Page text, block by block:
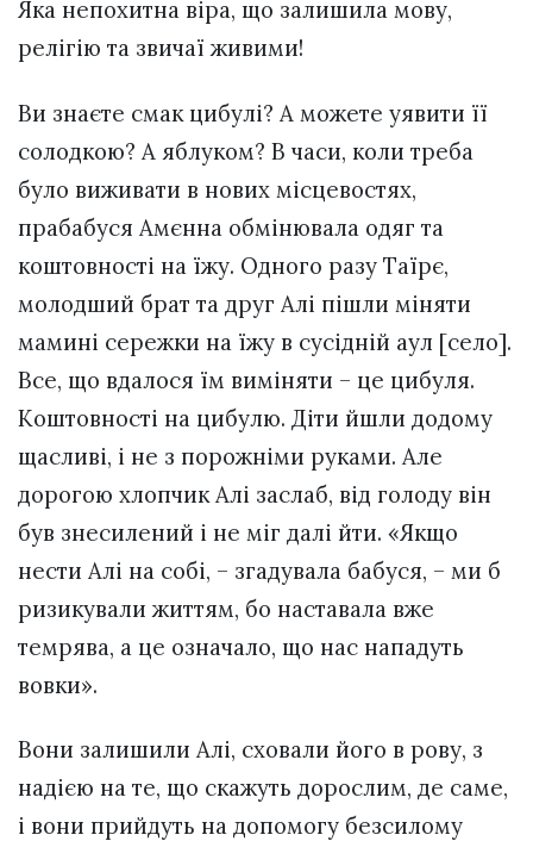
Яка непохитна віра, що залишила мову,
релігію та звичаї живими!
Ви знаєте смак цибулі? А можете уявити її
солодкою? А яблуком? В часи, коли треба
було виживати в нових місцевостях,
прабабуся Амєнна обмінювала одяг та
коштовності на їжу. Одного разу Таїрє,
молодший брат та друг Алі пішли міняти
мамині сережки на їжу в сусідній аул [село].
Все, що вдалося їм виміняти – це цибуля.
Коштовності на цибулю. Діти йшли додому
щасливі, і не з порожніми руками. Але
дорогою хлопчик Алі заслаб, від голоду він
був знесилений і не міг далі йти. «Якщо
нести Алі на собі, – згадувала бабуся, – ми б
ризикували життям, бо наставала вже
темрява, а це означало, що нас нападуть
вовки».
Вони залишили Алі, сховали його в рову, з
надією на те, що скажуть дорослим, де саме,
і вони прийдуть на допомогу безсилому